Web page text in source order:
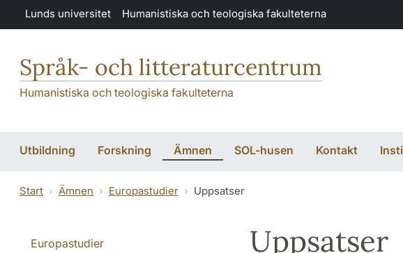
Hoppa till huvudinnehåll
Lunds universitet Humanistiska och teologiska fakulteterna
Språk- och litteraturcentrum
Humanistiska och teologiska fakulteterna
Utbildning Forskning Ämnen SOL-husen Kontakt
Start Ämnen Europastudier Uppsatser
Europastudier Uppsatser